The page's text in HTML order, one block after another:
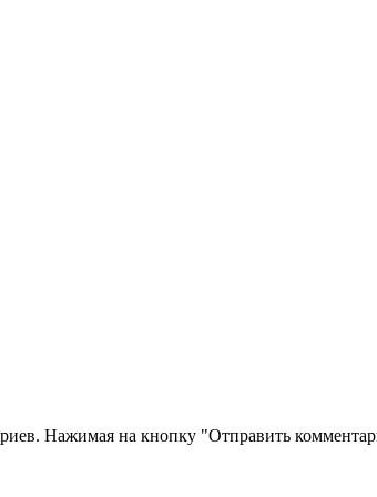
Нажимая на кнопку "Отправить